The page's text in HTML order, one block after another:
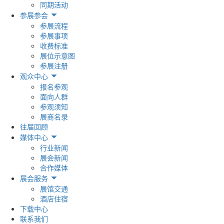
同期活动
参展参会
参展流程
参展事项
收费标准
展位示意图
参展注册
观众中心
报名参观
面向人群
参观须知
展商名录
往届回顾
媒体中心
行业新闻
展会新闻
合作媒体
展会服务
展馆交通
酒店住宿
下载中心
联系我们